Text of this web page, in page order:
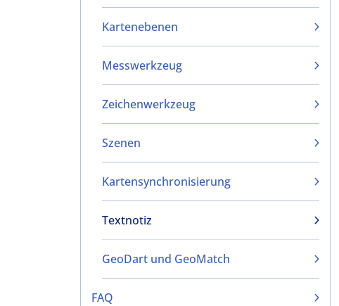
Kartenebenen
Messwerkzeug
Zeichenwerkzeug
Szenen
Kartensynchronisierung
Textnotiz
GeoDart und GeoMatch
FAQ